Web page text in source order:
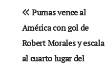
Navegación
de
entradas
Pumas vence al
América con gol de
Robert Morales y escala
al cuarto lugar del